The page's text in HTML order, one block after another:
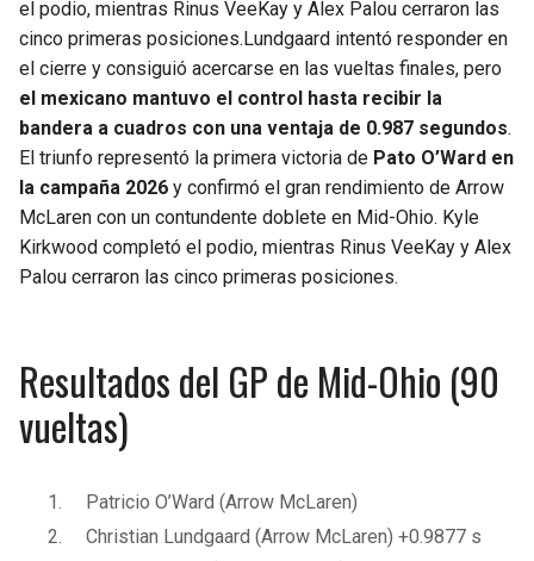
el podio, mientras Rinus VeeKay y Alex Palou cerraron las
cinco primeras posiciones.Lundgaard intentó responder en
el cierre y consiguió acercarse en las vueltas finales, pero
el mexicano mantuvo el control hasta recibir la
bandera a cuadros con una ventaja de 0.987 segundos.
El triunfo representó la primera victoria de Pato O’Ward en
la campaña 2026 y confirmó el gran rendimiento de Arrow
McLaren con un contundente doblete en Mid-Ohio. Kyle
Kirkwood completó el podio, mientras Rinus VeeKay y Alex
Palou cerraron las cinco primeras posiciones.
Resultados del GP de Mid-Ohio (90
vueltas)
Patricio O’Ward (Arrow McLaren)
Christian Lundgaard (Arrow McLaren) +0.9877 s